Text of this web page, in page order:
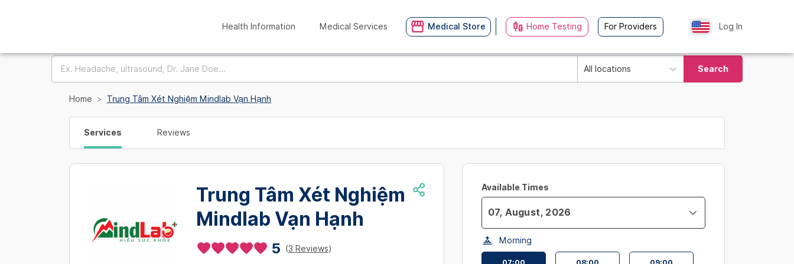
Health Information Medical Services Medical Store Home Testing For Providers Log In
All locations Search
Home Trung Tâm Xét Nghiệm Mindlab Vạn Hạnh
Services Reviews
Trung Tâm Xét Nghiệm
Mindlab Vạn Hạnh
5 (3 Reviews)
Available Times
Navigate
forward
Morning